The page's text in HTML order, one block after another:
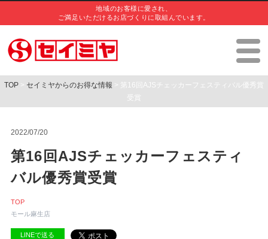
地域のお客様に愛され、
ご満足いただけるお店づくりに取組んでいます。
TOP > セイミヤからのお得な情報 > 第16回AJSチェッカーフェスティバル優秀賞
受賞
2022/07/20
第16回AJSチェッカーフェスティ
バル優秀賞受賞
TOP
モール麻生店
LINEで送る